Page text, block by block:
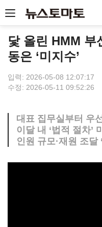
닻 올린 HMM 부
동은 ‘미지수’
입력: 2026-05-08 12:07:17
수정: 2026-05-11 09:52:26
대표 집무실부터 우
이달 내 ‘법적 절차’
인원 규모·재원 조달